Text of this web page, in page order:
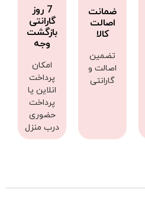
ضمانت
اصالت
کالا
تضمین
اصالت و
گارانتی
7 روز
گارانتی
بازگشت
وجه
امکان
پرداخت
انلاین یا
پرداخت
حضوری
درب منزل